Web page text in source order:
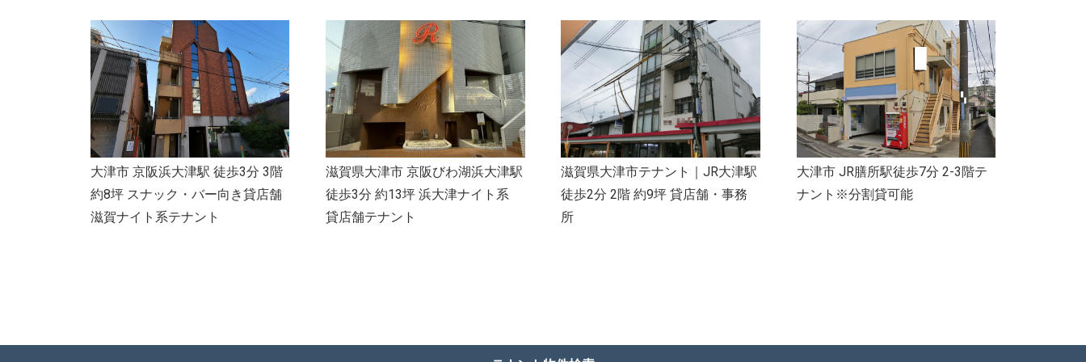
大津市 京阪浜大津駅 徒歩3分 3階
約8坪 スナック・バー向き貸店舗
滋賀ナイト系テナント
滋賀県大津市 京阪びわ湖浜大津駅
徒歩3分 約13坪 浜大津ナイト系
貸店舗テナント
滋賀県大津市テナント｜JR大津駅
徒歩2分 2階 約9坪 貸店舗・事務
所
大津市 JR膳所駅徒歩7分 2-3階テ
ナント※分割貸可能